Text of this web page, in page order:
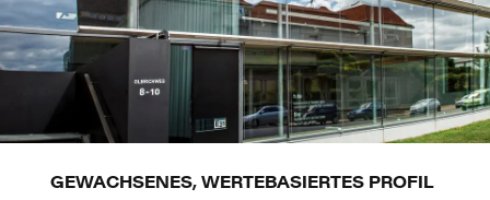
GEWACHSENES, WERTEBASIERTES PROFIL